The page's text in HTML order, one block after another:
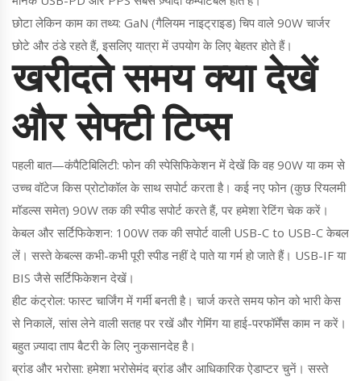
छोटा लेकिन काम का तथ्य: GaN (गैलियम नाइट्राइड) चिप वाले 90W चार्जर
छोटे और ठंडे रहते हैं, इसलिए यात्रा में उपयोग के लिए बेहतर होते हैं।
खरीदते समय क्या देखें
और सेफ्टी टिप्स
पहली बात—कंपैटिबिलिटी: फोन की स्पेसिफिकेशन में देखें कि वह 90W या कम से
उच्च वॉटेज किस प्रोटोकॉल के साथ सपोर्ट करता है। कई नए फोन (कुछ रियलमी
मॉडल्स समेत) 90W तक की स्पीड सपोर्ट करते हैं, पर हमेशा रेटिंग चेक करें।
केबल और सर्टिफिकेशन: 100W तक की सपोर्ट वाली USB-C to USB-C केबल
लें। सस्ते केबल्स कभी-कभी पूरी स्पीड नहीं दे पाते या गर्म हो जाते हैं। USB-IF या
BIS जैसे सर्टिफिकेशन देखें।
हीट कंट्रोल: फास्ट चार्जिंग में गर्मी बनती है। चार्ज करते समय फोन को भारी केस
से निकालें, सांस लेने वाली सतह पर रखें और गेमिंग या हाई-परफॉर्मेंस काम न करें।
बहुत ज़्यादा ताप बैटरी के लिए नुकसानदेह है।
ब्रांड और भरोसा: हमेशा भरोसेमंद ब्रांड और आधिकारिक ऐडाप्टर चुनें। सस्ते